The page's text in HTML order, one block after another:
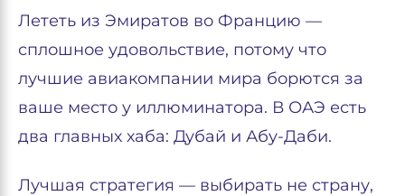
Лететь из Эмиратов во Францию —
сплошное удовольствие, потому что
лучшие авиакомпании мира борются за
ваше место у иллюминатора. В ОАЭ есть
два главных хаба: Дубай и Абу-Даби.
Лучшая стратегия — выбирать не страну,